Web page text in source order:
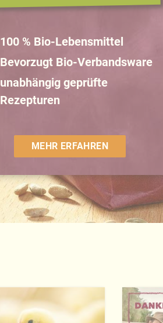
100 % Bio-Lebensmittel
Bevorzugt Bio-Verbandsware
unabhängig geprüfte
Rezepturen
MEHR ERFAHREN